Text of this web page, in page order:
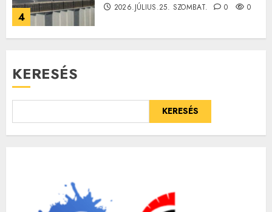
4
2026.JÚLIUS.25. SZOMBAT. 0 0
KERESÉS
KERESÉS